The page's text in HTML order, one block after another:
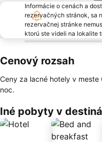
Informácie o cenách a
rezervačných stránok, sa
rezervačnej stránke
ktorú ste videli na lokalite
Cenový rozsah
Ceny za lacné hotely v meste
noc.
Iné pobyty v